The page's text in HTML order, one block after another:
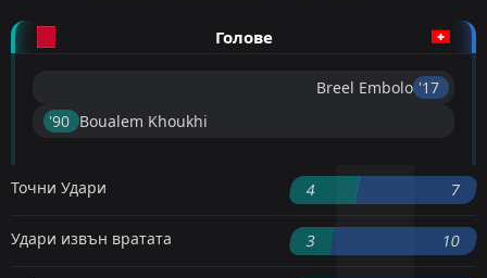
Голове
Breel Embolo '17 ︎
'90 ︎ Boualem Khoukhi
Точни Удари 4 7
Удари извън вратата 3 10